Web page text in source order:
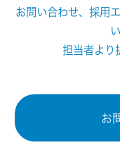
お問い合わせ、採用
担当者より
お